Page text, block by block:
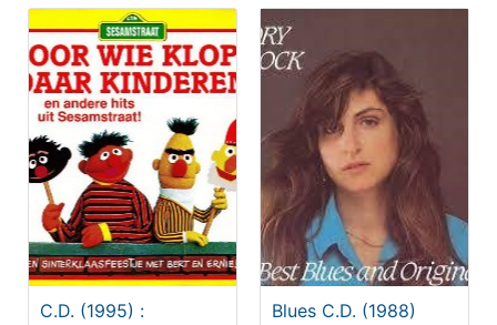
C.D. (1995) :
Blues C.D. (1988)